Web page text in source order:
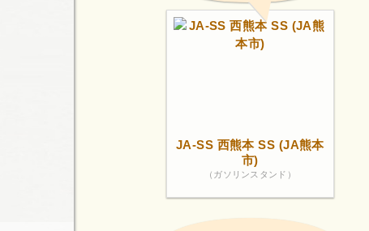
JA-SS 西熊本 SS (JA熊本
市)
（ガソリンスタンド）